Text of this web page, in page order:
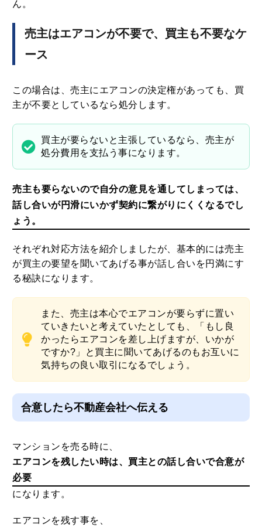
ん。
売主はエアコンが不要で、買主も不要なケ
ース
この場合は、売主にエアコンの決定権があっても、買
主が不要としているなら処分します。
買主が要らないと主張しているなら、売主が
処分費用を支払う事になります。
売主も要らないので自分の意見を通してしまっては、
話し合いが円滑にいかず契約に繋がりにくくなるでし
ょう。
それぞれ対応方法を紹介しましたが、基本的には売主
が買主の要望を聞いてあげる事が話し合いを円満にす
る秘訣になります。
また、売主は本心でエアコンが要らずに置い
ていきたいと考えていたとしても、「もし良
かったらエアコンを差し上げますが、いかが
ですか?」と買主に聞いてあげるのもお互いに
気持ちの良い取引になるでしょう。
合意したら不動産会社へ伝える
マンションを売る時に、
エアコンを残したい時は、買主との話し合いで合意が
必要
になります。
エアコンを残す事を、